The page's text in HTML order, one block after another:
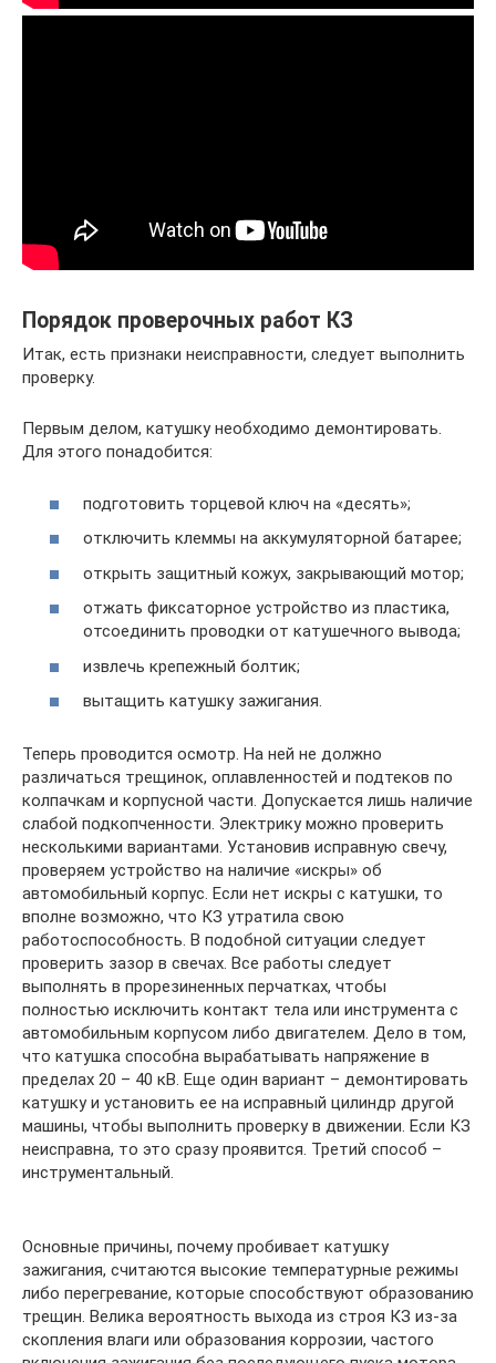
Порядок проверочных работ КЗ
Итак, есть признаки неисправности, следует выполнить
проверку.
Первым делом, катушку необходимо демонтировать.
Для этого понадобится:
подготовить торцевой ключ на «десять»;
отключить клеммы на аккумуляторной батарее;
открыть защитный кожух, закрывающий мотор;
отжать фиксаторное устройство из пластика,
отсоединить проводки от катушечного вывода;
извлечь крепежный болтик;
вытащить катушку зажигания.
Теперь проводится осмотр. На ней не должно
различаться трещинок, оплавленностей и подтеков по
колпачкам и корпусной части. Допускается лишь наличие
слабой подкопченности. Электрику можно проверить
несколькими вариантами. Установив исправную свечу,
проверяем устройство на наличие «искры» об
автомобильный корпус. Если нет искры с катушки, то
вполне возможно, что КЗ утратила свою
работоспособность. В подобной ситуации следует
проверить зазор в свечах. Все работы следует
выполнять в прорезиненных перчатках, чтобы
полностью исключить контакт тела или инструмента с
автомобильным корпусом либо двигателем. Дело в том,
что катушка способна вырабатывать напряжение в
пределах 20 – 40 кВ. Еще один вариант – демонтировать
катушку и установить ее на исправный цилиндр другой
машины, чтобы выполнить проверку в движении. Если КЗ
неисправна, то это сразу проявится. Третий способ –
инструментальный.
Основные причины, почему пробивает катушку
зажигания, считаются высокие температурные режимы
либо перегревание, которые способствуют образованию
трещин. Велика вероятность выхода из строя КЗ из-за
скопления влаги или образования коррозии, частого